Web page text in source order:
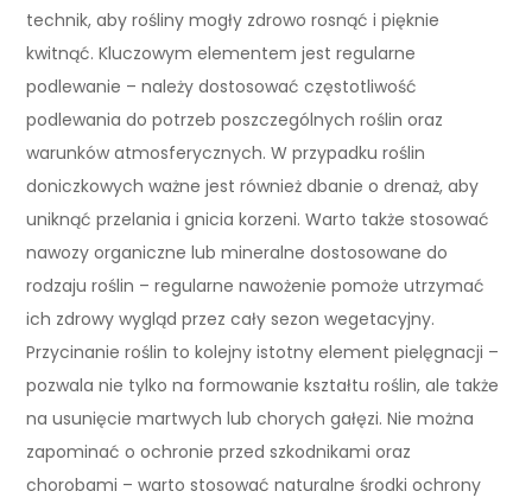
technik, aby rośliny mogły zdrowo rosnąć i pięknie
kwitnąć. Kluczowym elementem jest regularne
podlewanie – należy dostosować częstotliwość
podlewania do potrzeb poszczególnych roślin oraz
warunków atmosferycznych. W przypadku roślin
doniczkowych ważne jest również dbanie o drenaż, aby
uniknąć przelania i gnicia korzeni. Warto także stosować
nawozy organiczne lub mineralne dostosowane do
rodzaju roślin – regularne nawożenie pomoże utrzymać
ich zdrowy wygląd przez cały sezon wegetacyjny.
Przycinanie roślin to kolejny istotny element pielęgnacji –
pozwala nie tylko na formowanie kształtu roślin, ale także
na usunięcie martwych lub chorych gałęzi. Nie można
zapominać o ochronie przed szkodnikami oraz
chorobami – warto stosować naturalne środki ochrony